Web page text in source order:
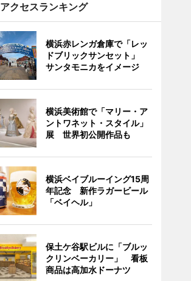
アクセスランキング
横浜赤レンガ倉庫で「レッ
ドブリックサンセット」
サンタモニカをイメージ
横浜美術館で「マリー・ア
ントワネット・スタイル」
展 世界初公開作品も
横浜ベイブルーイング15周
年記念 新作ラガービール
「ベイヘル」
保土ケ谷駅ビルに「ブルッ
クリンベーカリー」 看板
商品は高加水ドーナツ